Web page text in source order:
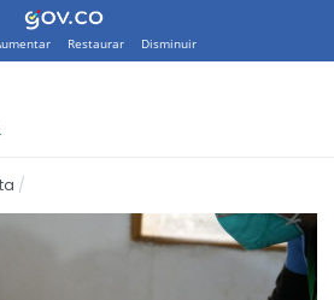
Restaurar Disminuir